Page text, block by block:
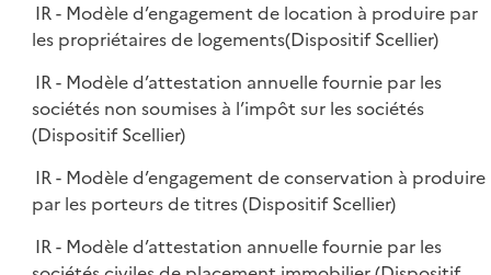
IR - Modèle d’engagement de location à produire par
les propriétaires de logements(Dispositif Scellier)
IR - Modèle d’attestation annuelle fournie par les
sociétés non soumises à l’impôt sur les sociétés
(Dispositif Scellier)
IR - Modèle d’engagement de conservation à produire
par les porteurs de titres (Dispositif Scellier)
IR - Modèle d’attestation annuelle fournie par les